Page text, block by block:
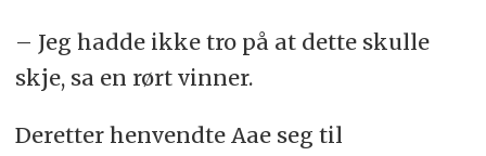
– Jeg hadde ikke tro på at dette skulle
skje, sa en rørt vinner.
Deretter henvendte Aae seg til